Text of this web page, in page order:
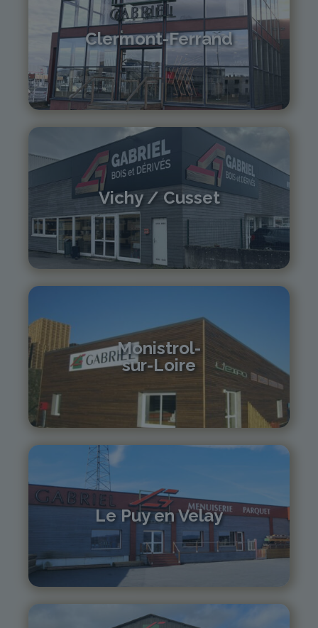
Clermont-Ferrand
04 73 42 18 38
lexpo@gabriel-sa.fr
Vichy / Cusset
04 70 97 56 39
cusset@gabriel-sa.fr
Monistrol-
sur-Loire
monistrol@gabriel-sa.fr
Le Puy en Velay
04 71 01 13 30
lepuy@gabriel-sa.fr